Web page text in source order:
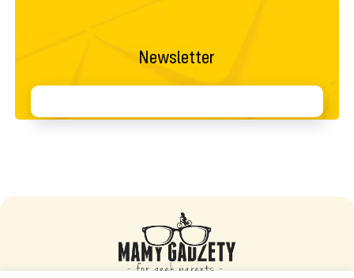
Newsletter